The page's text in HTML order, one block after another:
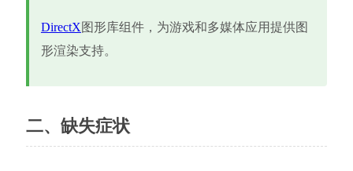
DirectX图形库组件，为游戏和多媒体应用提供图
形渲染支持。
二、缺失症状